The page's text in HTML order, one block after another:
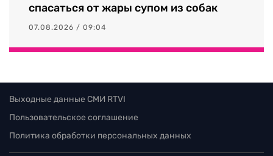
спасаться от жары супом из собак
07.08.2026 / 09:04
Выходные данные СМИ RTVI
Пользовательское соглашение
Политика обработки персональных данных